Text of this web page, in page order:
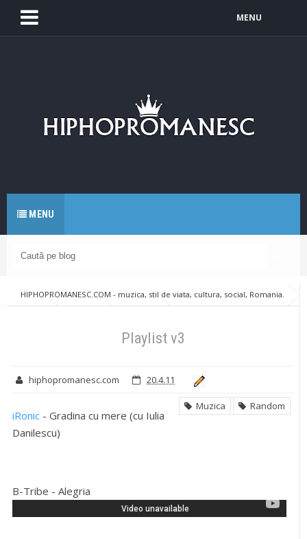
MENU
MENU
HIPHOPROMANESC.COM - muzica, stil de viata, cultura, social, Romania.
Muzica
Random Playlist v3
Playlist v3
hiphopromanesc.com 20.4.11
Muzica Random
iRonic - Gradina cu mere (cu Iulia
Danilescu)
B-Tribe - Alegria